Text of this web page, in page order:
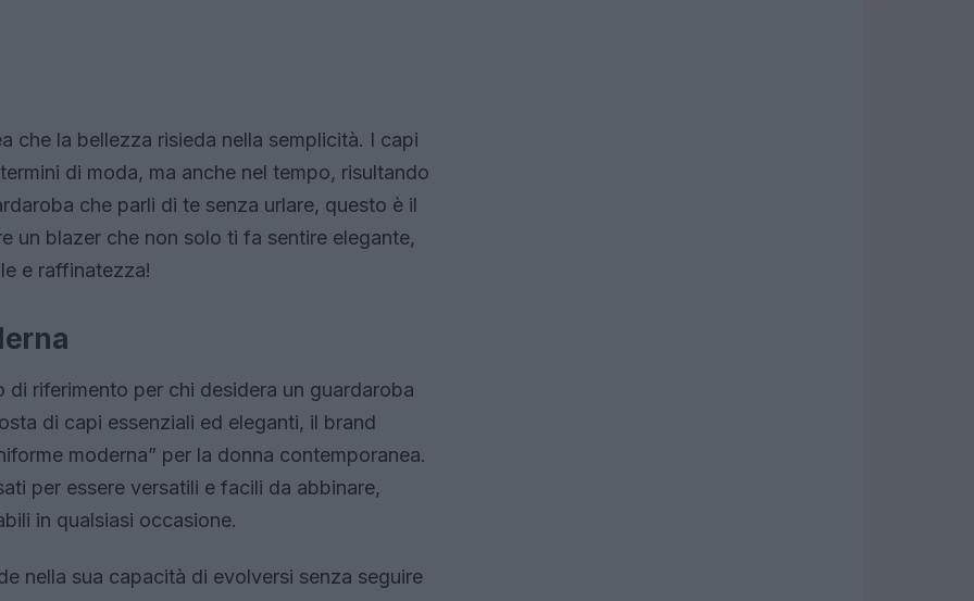
che la bellezza risieda nella semplicità. I capi
di moda, ma anche nel tempo, risultando
che parli di te senza urlare, questo è il
un blazer che non solo ti fa sentire elegante,
e raffinatezza!
di riferimento per chi desidera un guardaroba
di capi essenziali ed eleganti, il brand
moderna” per la donna contemporanea.
per essere versatili e facili da abbinare,
in qualsiasi occasione.
nella sua capacità di evolversi senza seguire